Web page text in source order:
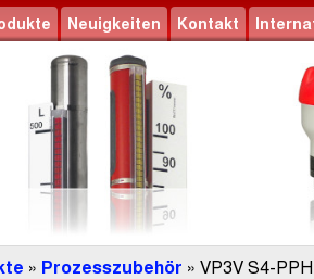
Neuigkeiten Kontakt
» Prozesszubehör » VP3V S4-PPH